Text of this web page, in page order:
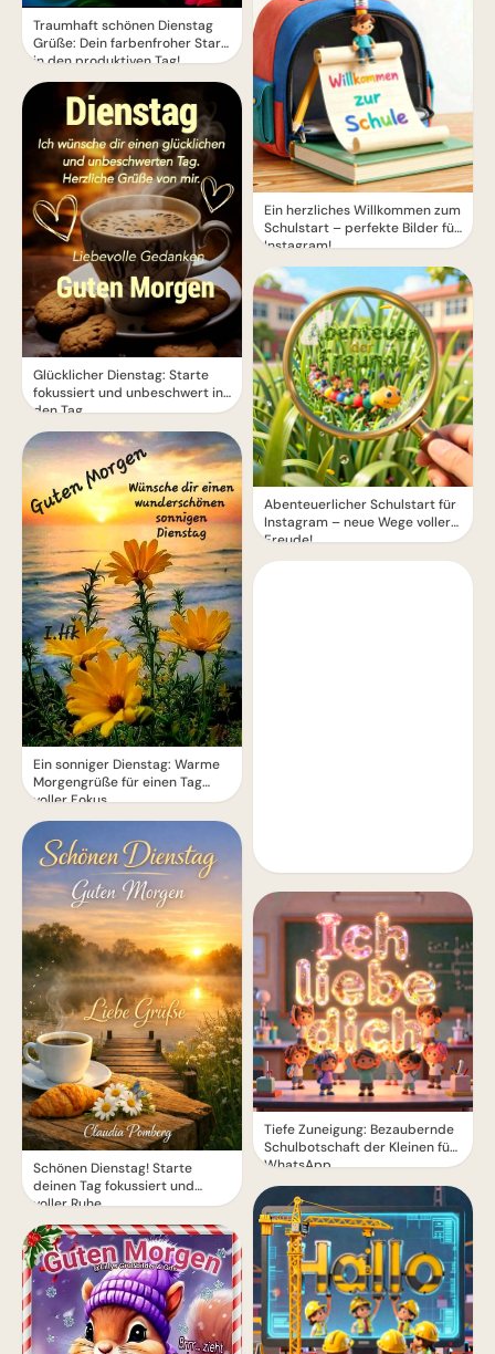
Traumhaft schönen Dienstag
Grüße: Dein farbenfroher Start
in den produktiven Tag!
Glücklicher Dienstag: Starte
fokussiert und unbeschwert in
den Tag
Ein sonniger Dienstag: Warme
Morgengrüße für einen Tag
voller Fokus
Schönen Dienstag! Starte
deinen Tag fokussiert und
voller Ruhe.
Ein herzliches Willkommen zum
Schulstart – perfekte Bilder für
Instagram!
Abenteuerlicher Schulstart für
Instagram – neue Wege voller
Freude!
Tiefe Zuneigung: Bezaubernde
Schulbotschaft der Kleinen für
WhatsApp